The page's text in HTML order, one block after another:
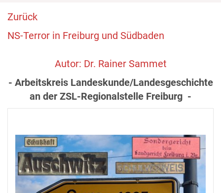
Zurück
NS-Terror in Freiburg und Südbaden
Autor: Dr. Rainer Sammet
- Arbeitskreis Landeskunde/Landesgeschichte
an der ZSL-Regionalstelle Freiburg -